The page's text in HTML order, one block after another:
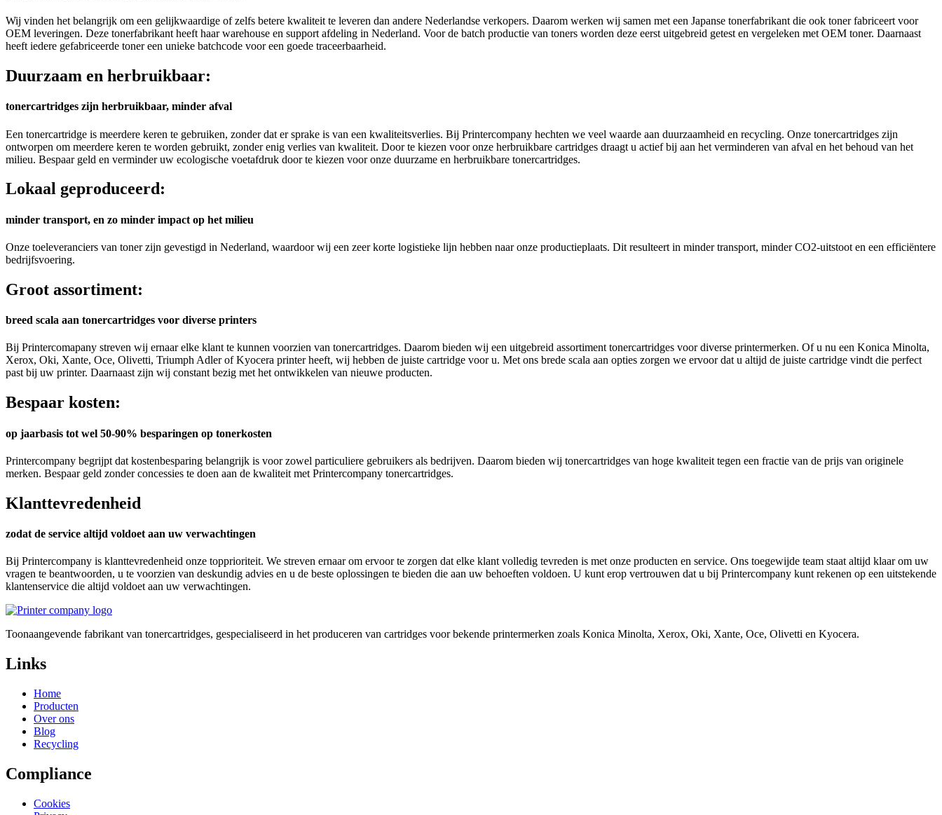
Wij vinden het belangrijk om een gelijkwaardige of zelfs betere kwaliteit te leveren dan andere Nederlandse verkopers. Daarom werken wij samen met een Japanse tonerfabrikant die ook toner fabriceert voor
OEM leveringen. Deze tonerfabrikant heeft haar warehouse en support afdeling in Nederland. Voor de batch productie van toners worden deze eerst uitgebreid getest en vergeleken met OEM toner. Daarnaast
heeft iedere gefabriceerde toner een unieke batchcode voor een goede traceerbaarheid.
Duurzaam en herbruikbaar:
tonercartridges zijn herbruikbaar, minder afval
Een tonercartridge is meerdere keren te gebruiken, zonder dat er sprake is van een kwaliteitsverlies. Bij Printercompany hechten we veel waarde aan duurzaamheid en recycling. Onze tonercartridges zijn
ontworpen om meerdere keren te worden gebruikt, zonder enig verlies van kwaliteit. Door te kiezen voor onze herbruikbare cartridges draagt u actief bij aan het verminderen van afval en het behoud van het
milieu. Bespaar geld en verminder uw ecologische voetafdruk door te kiezen voor onze duurzame en herbruikbare tonercartridges.
Lokaal geproduceerd:
minder transport, en zo minder impact op het milieu
Onze toeleveranciers van toner zijn gevestigd in Nederland, waardoor wij een zeer korte logistieke lijn hebben naar onze productieplaats. Dit resulteert in minder transport, minder CO2-uitstoot en een efficiëntere
bedrijfsvoering.
Groot assortiment:
breed scala aan tonercartridges voor diverse printers
Bij Printercomapany streven wij ernaar elke klant te kunnen voorzien van tonercartridges. Daarom bieden wij een uitgebreid assortiment tonercartridges voor diverse printermerken. Of u nu een Konica Minolta,
Xerox, Oki, Xante, Oce, Olivetti, Triumph Adler of Kyocera printer heeft, wij hebben de juiste cartridge voor u. Met ons brede scala aan opties zorgen we ervoor dat u altijd de juiste cartridge vindt die perfect
past bij uw printer. Daarnaast zijn wij constant bezig met het ontwikkelen van nieuwe producten.
Bespaar kosten:
op jaarbasis tot wel 50-90% besparingen op tonerkosten
Printercompany begrijpt dat kostenbesparing belangrijk is voor zowel particuliere gebruikers als bedrijven. Daarom bieden wij tonercartridges van hoge kwaliteit tegen een fractie van de prijs van originele
merken. Bespaar geld zonder concessies te doen aan de kwaliteit met Printercompany tonercartridges.
Klanttevredenheid
zodat de service altijd voldoet aan uw verwachtingen
Bij Printercompany is klanttevredenheid onze topprioriteit. We streven ernaar om ervoor te zorgen dat elke klant volledig tevreden is met onze producten en service. Ons toegewijde team staat altijd klaar om uw
vragen te beantwoorden, u te voorzien van deskundig advies en u de beste oplossingen te bieden die aan uw behoeften voldoen. U kunt erop vertrouwen dat u bij Printercompany kunt rekenen op een uitstekende
klantenservice die altijd voldoet aan uw verwachtingen.
Toonaangevende fabrikant van tonercartridges, gespecialiseerd in het produceren van cartridges voor bekende printermerken zoals Konica Minolta, Xerox, Oki, Xante, Oce, Olivetti en Kyocera.
Links
Home
Producten
Over ons
Blog
Recycling
Compliance
Cookies